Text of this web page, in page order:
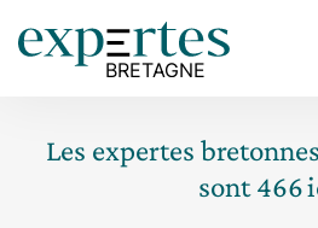
Les expertes
sont466